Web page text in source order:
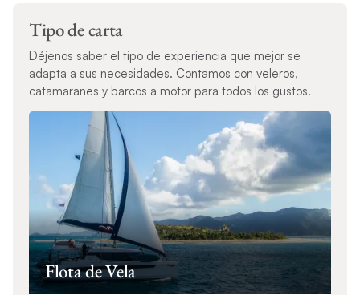
Tipo de carta
Déjenos saber el tipo de experiencia que mejor se
adapta a sus necesidades. Contamos con veleros,
catamaranes y barcos a motor para todos los gustos.
Flota de Vela